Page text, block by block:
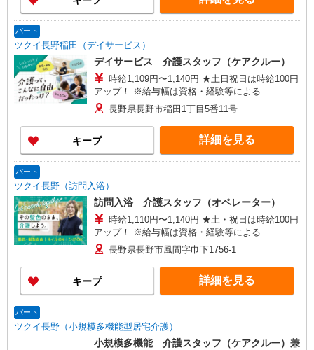
パート
ツクイ長野稲田（デイサービス）
デイサービス 介護スタッフ（ケアクルー）
時給1,109円〜1,140円 ★土日祝日は時給100円
アップ！ ※給与幅は資格・経験等による
長野県長野市稲田1丁目5番11号
キープ 詳細を見る
パート
ツクイ長野（訪問入浴）
訪問入浴 介護スタッフ（オペレーター）
時給1,110円〜1,140円 ★土・祝日は時給100円
アップ！ ※給与幅は資格・経験等による
長野県長野市風間字巾下1756-1
キープ 詳細を見る
パート
ツクイ長野（小規模多機能型居宅介護）
小規模多機能 介護スタッフ（ケアクルー）兼